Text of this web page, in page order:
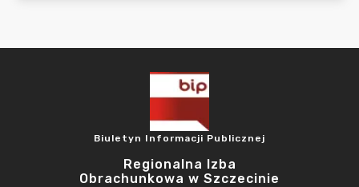
Biuletyn Informacji Publicznej
Regionalna Izba
Obrachunkowa w Szczecinie